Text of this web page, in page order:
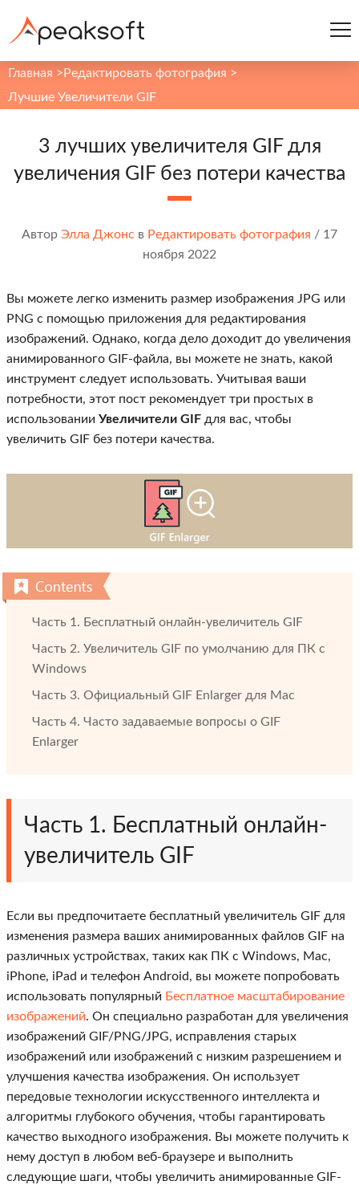
Главная > Редактировать фотография >
Лучшие Увеличители GIF
3 лучших увеличителя GIF для
увеличения GIF без потери качества
Автор Элла Джонс в Редактировать фотография / 17
ноября 2022
Вы можете легко изменить размер изображения JPG или
PNG с помощью приложения для редактирования
изображений. Однако, когда дело доходит до увеличения
анимированного GIF-файла, вы можете не знать, какой
инструмент следует использовать. Учитывая ваши
потребности, этот пост рекомендует три простых в
использовании Увеличители GIF для вас, чтобы
увеличить GIF без потери качества.
Часть 1. Бесплатный онлайн-увеличитель GIF
Часть 2. Увеличитель GIF по умолчанию для ПК с
Windows
Часть 3. Официальный GIF Enlarger для Mac
Часть 4. Часто задаваемые вопросы о GIF
Enlarger
Часть 1. Бесплатный онлайн-
увеличитель GIF
Если вы предпочитаете бесплатный увеличитель GIF для
изменения размера ваших анимированных файлов GIF на
различных устройствах, таких как ПК с Windows, Mac,
iPhone, iPad и телефон Android, вы можете попробовать
использовать популярный Бесплатное масштабирование
изображений. Он специально разработан для увеличения
изображений GIF/PNG/JPG, исправления старых
изображений или изображений с низким разрешением и
улучшения качества изображения. Он использует
передовые технологии искусственного интеллекта и
алгоритмы глубокого обучения, чтобы гарантировать
качество выходного изображения. Вы можете получить к
нему доступ в любом веб-браузере и выполнить
следующие шаги, чтобы увеличить анимированные GIF-